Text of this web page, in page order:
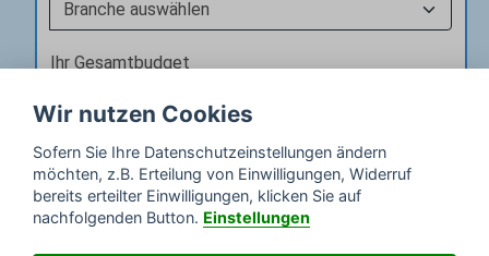
Ihr Gesamtbudget
Kosten berechnen
Wir nutzen Cookies
Sofern Sie Ihre Datenschutzeinstellungen ändern
möchten, z.B. Erteilung von Einwilligungen, Widerruf
bereits erteilter Einwilligungen, klicken Sie auf
nachfolgenden Button. Einstellungen